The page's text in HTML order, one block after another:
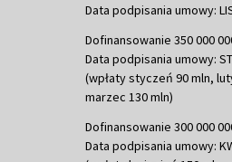
Data podpisania umowy:
Dofinansowanie 350 000
Data podpisania umowy:
(wpłaty styczeń 90 mln,
marzec 130 mln)
Dofinansowanie 300 000
Data podpisania umowy: